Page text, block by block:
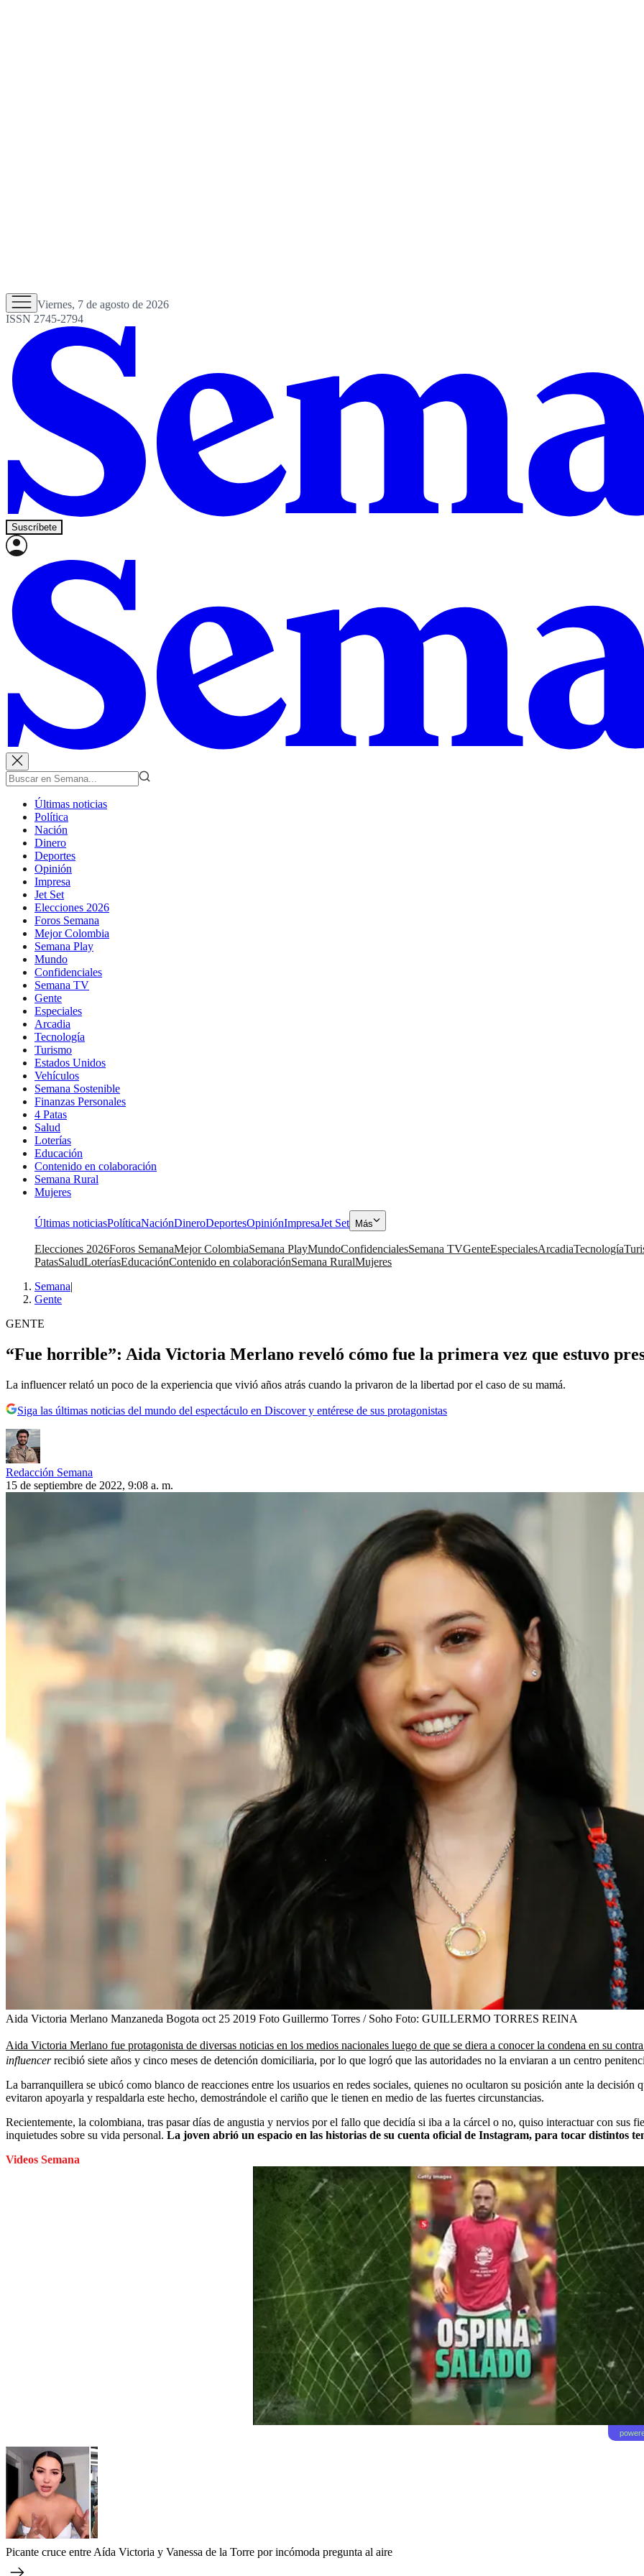
Viernes, 7 de agosto de 2026
ISSN 2745-2794
Suscríbete
Últimas noticias
Política
Nación
Dinero
Deportes
Opinión
Impresa
Jet Set
Elecciones 2026
Foros Semana
Mejor Colombia
Semana Play
Mundo
Confidenciales
Semana TV
Gente
Especiales
Arcadia
Tecnología
Turismo
Estados Unidos
Vehículos
Semana Sostenible
Finanzas Personales
4 Patas
Salud
Loterías
Educación
Contenido en colaboración
Semana Rural
Mujeres
Últimas noticiasPolíticaNaciónDineroDeportesOpiniónImpresaJet Set Más
Elecciones 2026Foros SemanaMejor ColombiaSemana PlayMundoConfidencialesSemana TVGenteEspecialesArcadiaTecnología
PatasSaludLoteríasEducaciónContenido en colaboraciónSemana RuralMujeres
Semana|
Gente
GENTE
“Fue horrible”: Aida Victoria Merlano reveló cómo fue la primera vez que estuvo
La influencer relató un poco de la experiencia que vivió años atrás cuando la privaron de la libertad por el caso de su mamá.
Siga las últimas noticias del mundo del espectáculo en Discover y entérese de sus protagonistas
Redacción Semana
15 de septiembre de 2022, 9:08 a. m.
Aida Victoria Merlano Manzaneda Bogota oct 25 2019 Foto Guillermo Torres / Soho Foto: GUILLERMO TORRES REINA
Aida Victoria Merlano fue protagonista de diversas noticias en los medios nacionales luego de que se diera a conocer la condena en su
influencerrecibió siete años y cinco meses de detención domiciliaria, por lo que logró que las autoridades no la enviaran a un centro
La barranquillera se ubicó como blanco de reacciones entre los usuarios en redes sociales, quienes no ocultaron su posición ante la
evitaron apoyarla y respaldarla este hecho, demostrándole el cariño que le tienen en medio de las fuertes circunstancias.
Recientemente, la colombiana, tras pasar días de angustia y nervios por el fallo que decidía si iba a la cárcel o no, quiso interactuar con sus
inquietudes sobre su vida personal. La joven abrió un espacio en las historias de su cuenta oficial de Instagram, para tocar distintos
Videos Semana
Picante cruce entre Aída Victoria y Vanessa de la Torre por incómoda pregunta al aire